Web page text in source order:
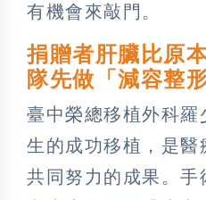
有機會來敲門。
捐贈者肝臟比原
隊先做「減容整形
臺中榮總移植外科
生的成功移植，是醫
共同努力的成果。手